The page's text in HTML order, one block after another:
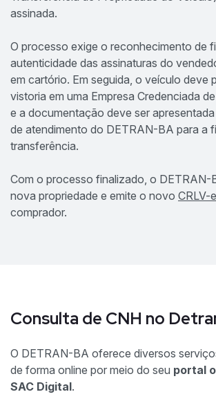
assinada.
O processo exige o reconhecimento de
autenticidade das assinaturas do
em cartório. Em seguida, o veículo deve
vistoria em uma Empresa Credenciada
e a documentação deve ser
de atendimento do DETRAN-BA para a
transferência.
Com o processo finalizado, o DETRAN-
nova propriedade e emite o novo CRLV-e
comprador.
Consulta de CNH no
O DETRAN-BA oferece diversos
de forma online por meio do seu portal
SAC Digital.